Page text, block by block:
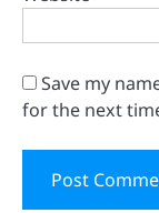
Save my
for the next